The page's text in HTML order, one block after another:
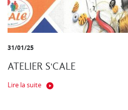
31/01/25
ATELIER S'CALE
Lire la suite